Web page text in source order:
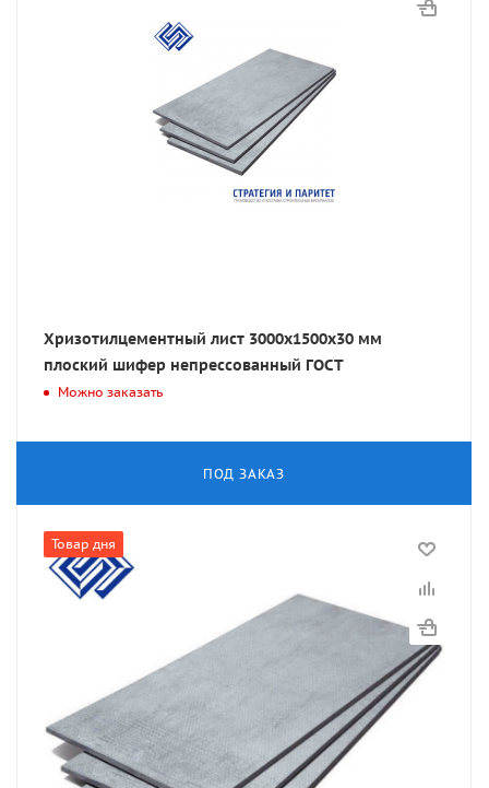
Хризотилцементный лист 3000х1500х30 мм
плоский шифер непрессованный ГОСТ
Можно заказать
ПОД ЗАКАЗ
Товар дня